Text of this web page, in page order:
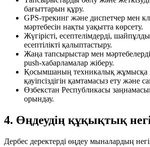
бағыттарын құру.
GPS-трекинг және диспетчер мен
мәртебесін нақты уақытта көрсету.
Жүгірісті, есептелімдерді,
есептілікті қалыптастыру.
Жаңа тапсырыстар мен
push-хабарламалар жіберу.
Қосымшаның техникалық жұмысқа
қауіпсіздігін қамтамасыз ету және
Өзбекстан Республикасы
орындау.
4. Өңдеудің құқықтық
Дербес деректерді өңдеу мыналардың